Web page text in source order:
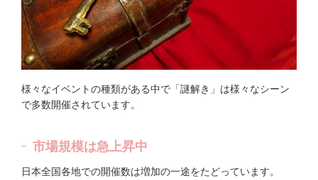
様々なイベントの種類がある中で「謎解き」は様々なシーン
で多数開催されています。
市場規模は急上昇中
日本全国各地での開催数は増加の一途をたどっています。